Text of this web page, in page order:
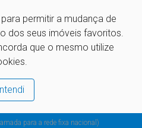
permitir a mudança de
dos seus imóveis favoritos.
que o mesmo utilize
para a rede fixa nacional)